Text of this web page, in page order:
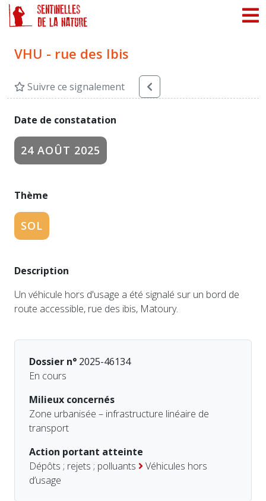
VHU - rue des Ibis
Suivre ce signalement
Date de constatation
24 AOÛT 2025
Thème
SOL
Description
Un véhicule hors d'usage a été signalé sur un bord de
route accessible, rue des ibis, Matoury.
Dossier n° 2025-46134
En cours
Milieux concernés
Zone urbanisée – infrastructure linéaire de
transport
Action portant atteinte
Dépôts ; rejets ; polluants
Véhicules hors
d’usage
Panneau de gestion des cookies